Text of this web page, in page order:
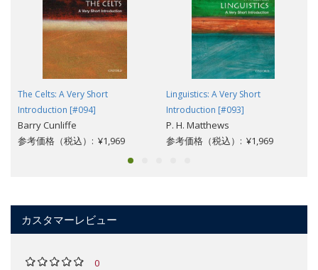
The Celts: A Very Short
Introduction [#094]
Barry Cunliffe
参考価格（税込）: ¥1,969
Linguistics: A Very Short
Introduction [#093]
P. H. Matthews
参考価格（税込）: ¥1,969
カスタマーレビュー
0